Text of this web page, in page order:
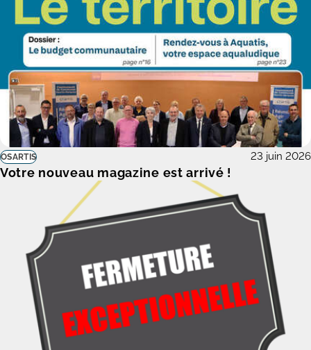
Votre nouveau magazine est arrivé !
OSARTIS 23 juin 2026